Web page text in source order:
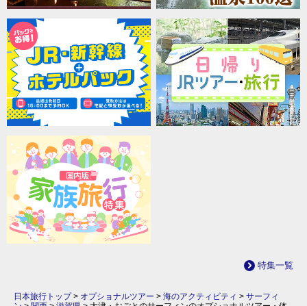
特集一覧
日本旅行トップ> オプショナルツアー > 海のアクティビティ > サーフィ